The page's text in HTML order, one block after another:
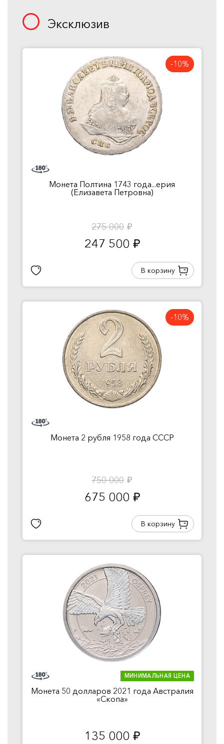
Эксклюзив
-10%
Монета Полтина 1743 года...ерия
(Елизавета Петровна)
275 000 руб.
247 500 руб.
В корзину
-10%
Монета 2 рубля 1958 года СССР
750 000 руб.
675 000 руб.
В корзину
МИНИМАЛЬНАЯ ЦЕНА
Монета 50 долларов 2021 года Австралия
«Скопа»
135 000 руб.